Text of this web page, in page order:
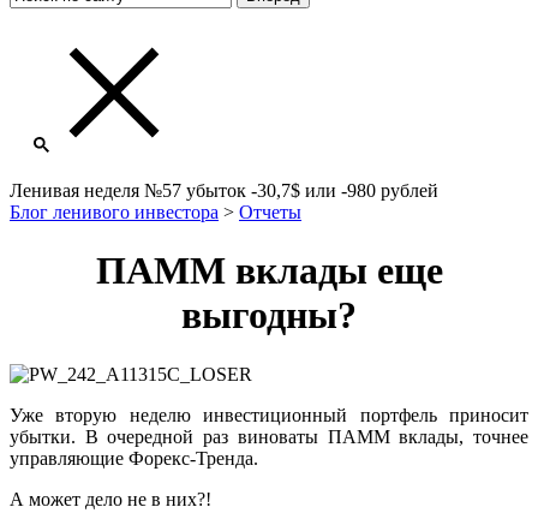
Ленивая неделя №57 убыток -30,7$ или -980 рублей
Блог ленивого инвестора > Отчеты
ПАММ вклады еще
выгодны?
Уже вторую неделю инвестиционный портфель приносит
убытки. В очередной раз виноваты ПАММ вклады, точнее
управляющие Форекс-Тренда.
А может дело не в них?!